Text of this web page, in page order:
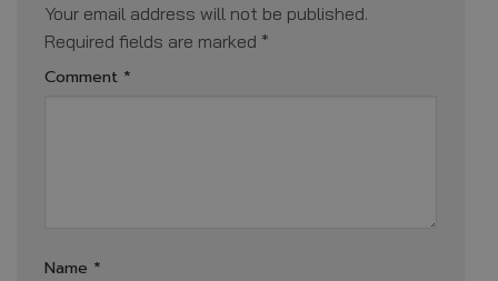
Your email address will not be published.
Required fields are marked *
Comment *
Name *